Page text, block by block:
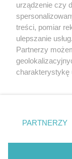
Nie zapomnij
zapoznać się z:
Twojemiasto
Piekary Śląskie
Chorzów
Tarnowskie Góry
Gliwice
urządzenie czy
treści, pomiar
ulepszanie
Partnerzy
charakterystykę
zmienić/
znajdujący się
rodzaje
użytkownika,
PARTNERZY